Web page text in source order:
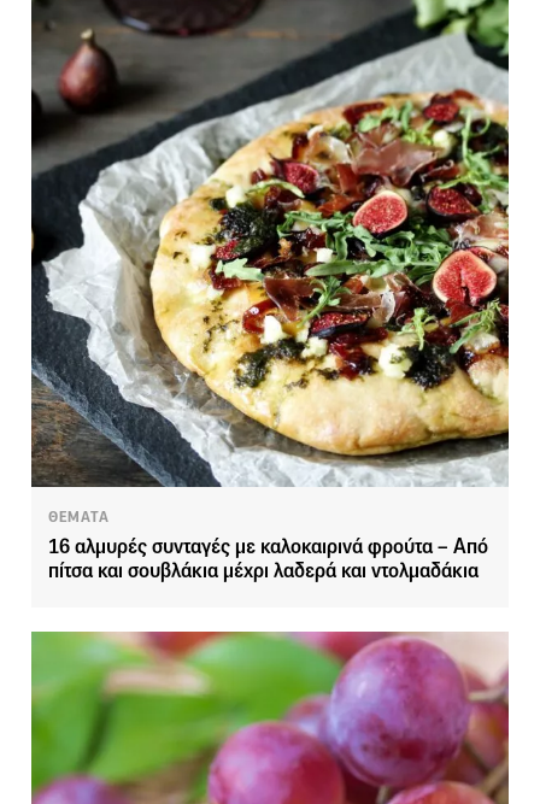
ΘΕΜΑΤΑ
16 αλμυρές συνταγές με καλοκαιρινά φρούτα – Από
πίτσα και σουβλάκια μέχρι λαδερά και ντολμαδάκια